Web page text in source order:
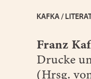
KAFKA /
Franz
Drucke
(Hrsg.